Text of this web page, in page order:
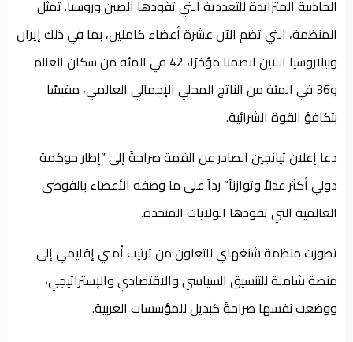
الجاذبية المتزايدة للتعددية التي تقودها الصين وروسيا. تمثل
المنظمة، التي تضم الآن عشرة أعضاء كاملين، بما في ذلك إيران
وبيلاروسيا اللتين انضمتا مؤخرًا، 42 في المئة من سكان العالم
و36 في المئة من الناتج المحلي الإجمالي العالمي، مقيسًا
بتكافؤ القوة الشرائية.
دعا إعلان تيانجين الصادر عن القمة صراحةً إلى ”إطار حوكمة
دولي أكثر عدلاً وتوازناً“ رداً على ما وصفه الأعضاء بالفوضى
العالمية التي تقودها الولايات المتحدة.
تطورت منظمة شنغهاي للتعاون من ترتيب أمني إقليمي إلى
منصة شاملة للتنسيق السياسي والاقتصادي والإستراتيجي،
ووضعت نفسها صراحةً كبديل للمؤسسات الغربية.